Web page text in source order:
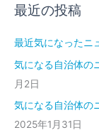
最近の投稿
最近気になったニ
気になる自治体の
月2日
気になる自治体の
2025年1月31日